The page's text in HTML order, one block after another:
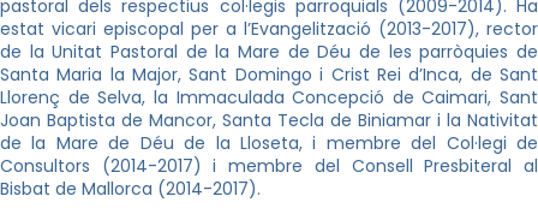
pastoral dels respectius col·legis parroquials (2009-2014). Ha
estat vicari episcopal per a l’Evangelització (2013-2017), rector
de la Unitat Pastoral de la Mare de Déu de les parròquies de
Santa Maria la Major, Sant Domingo i Crist Rei d’Inca, de Sant
Llorenç de Selva, la Immaculada Concepció de Caimari, Sant
Joan Baptista de Mancor, Santa Tecla de Biniamar i la Nativitat
de la Mare de Déu de la Lloseta, i membre del Col·legi de
Consultors (2014-2017) i membre del Consell Presbiteral al
Bisbat de Mallorca (2014-2017).